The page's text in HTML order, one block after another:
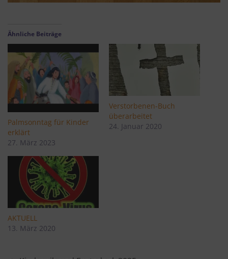
Ähnliche Beiträge
Palmsonntag für Kinder
erklärt
27. März 2023
Verstorbenen-Buch
überarbeitet
24. Januar 2020
AKTUELL
13. März 2020